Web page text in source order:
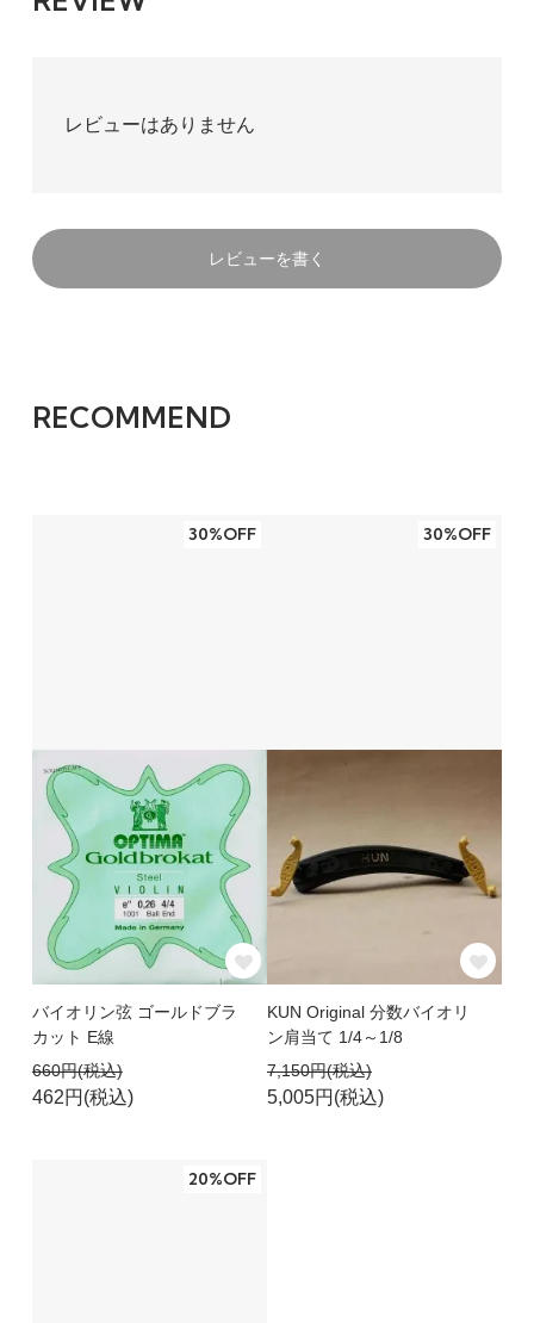
レビューはありません
レビューを書く
RECOMMEND
30%OFF
バイオリン弦 ゴールドブラ
カット E線
660円(税込)
462円(税込)
30%OFF
KUN Original 分数バイオリ
ン肩当て 1/4～1/8
7,150円(税込)
5,005円(税込)
20%OFF